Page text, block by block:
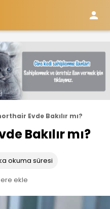

Evde Bakılır mı?
Bakılır mı?
okuma süresi
ekle